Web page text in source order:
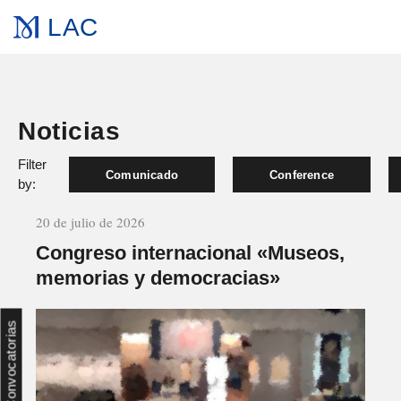
LAC
Noticias
Filter
by:
Comunicado Conference
20 de julio de 2026
Congreso internacional «Museos,
memorias y democracias»
Convocatorias